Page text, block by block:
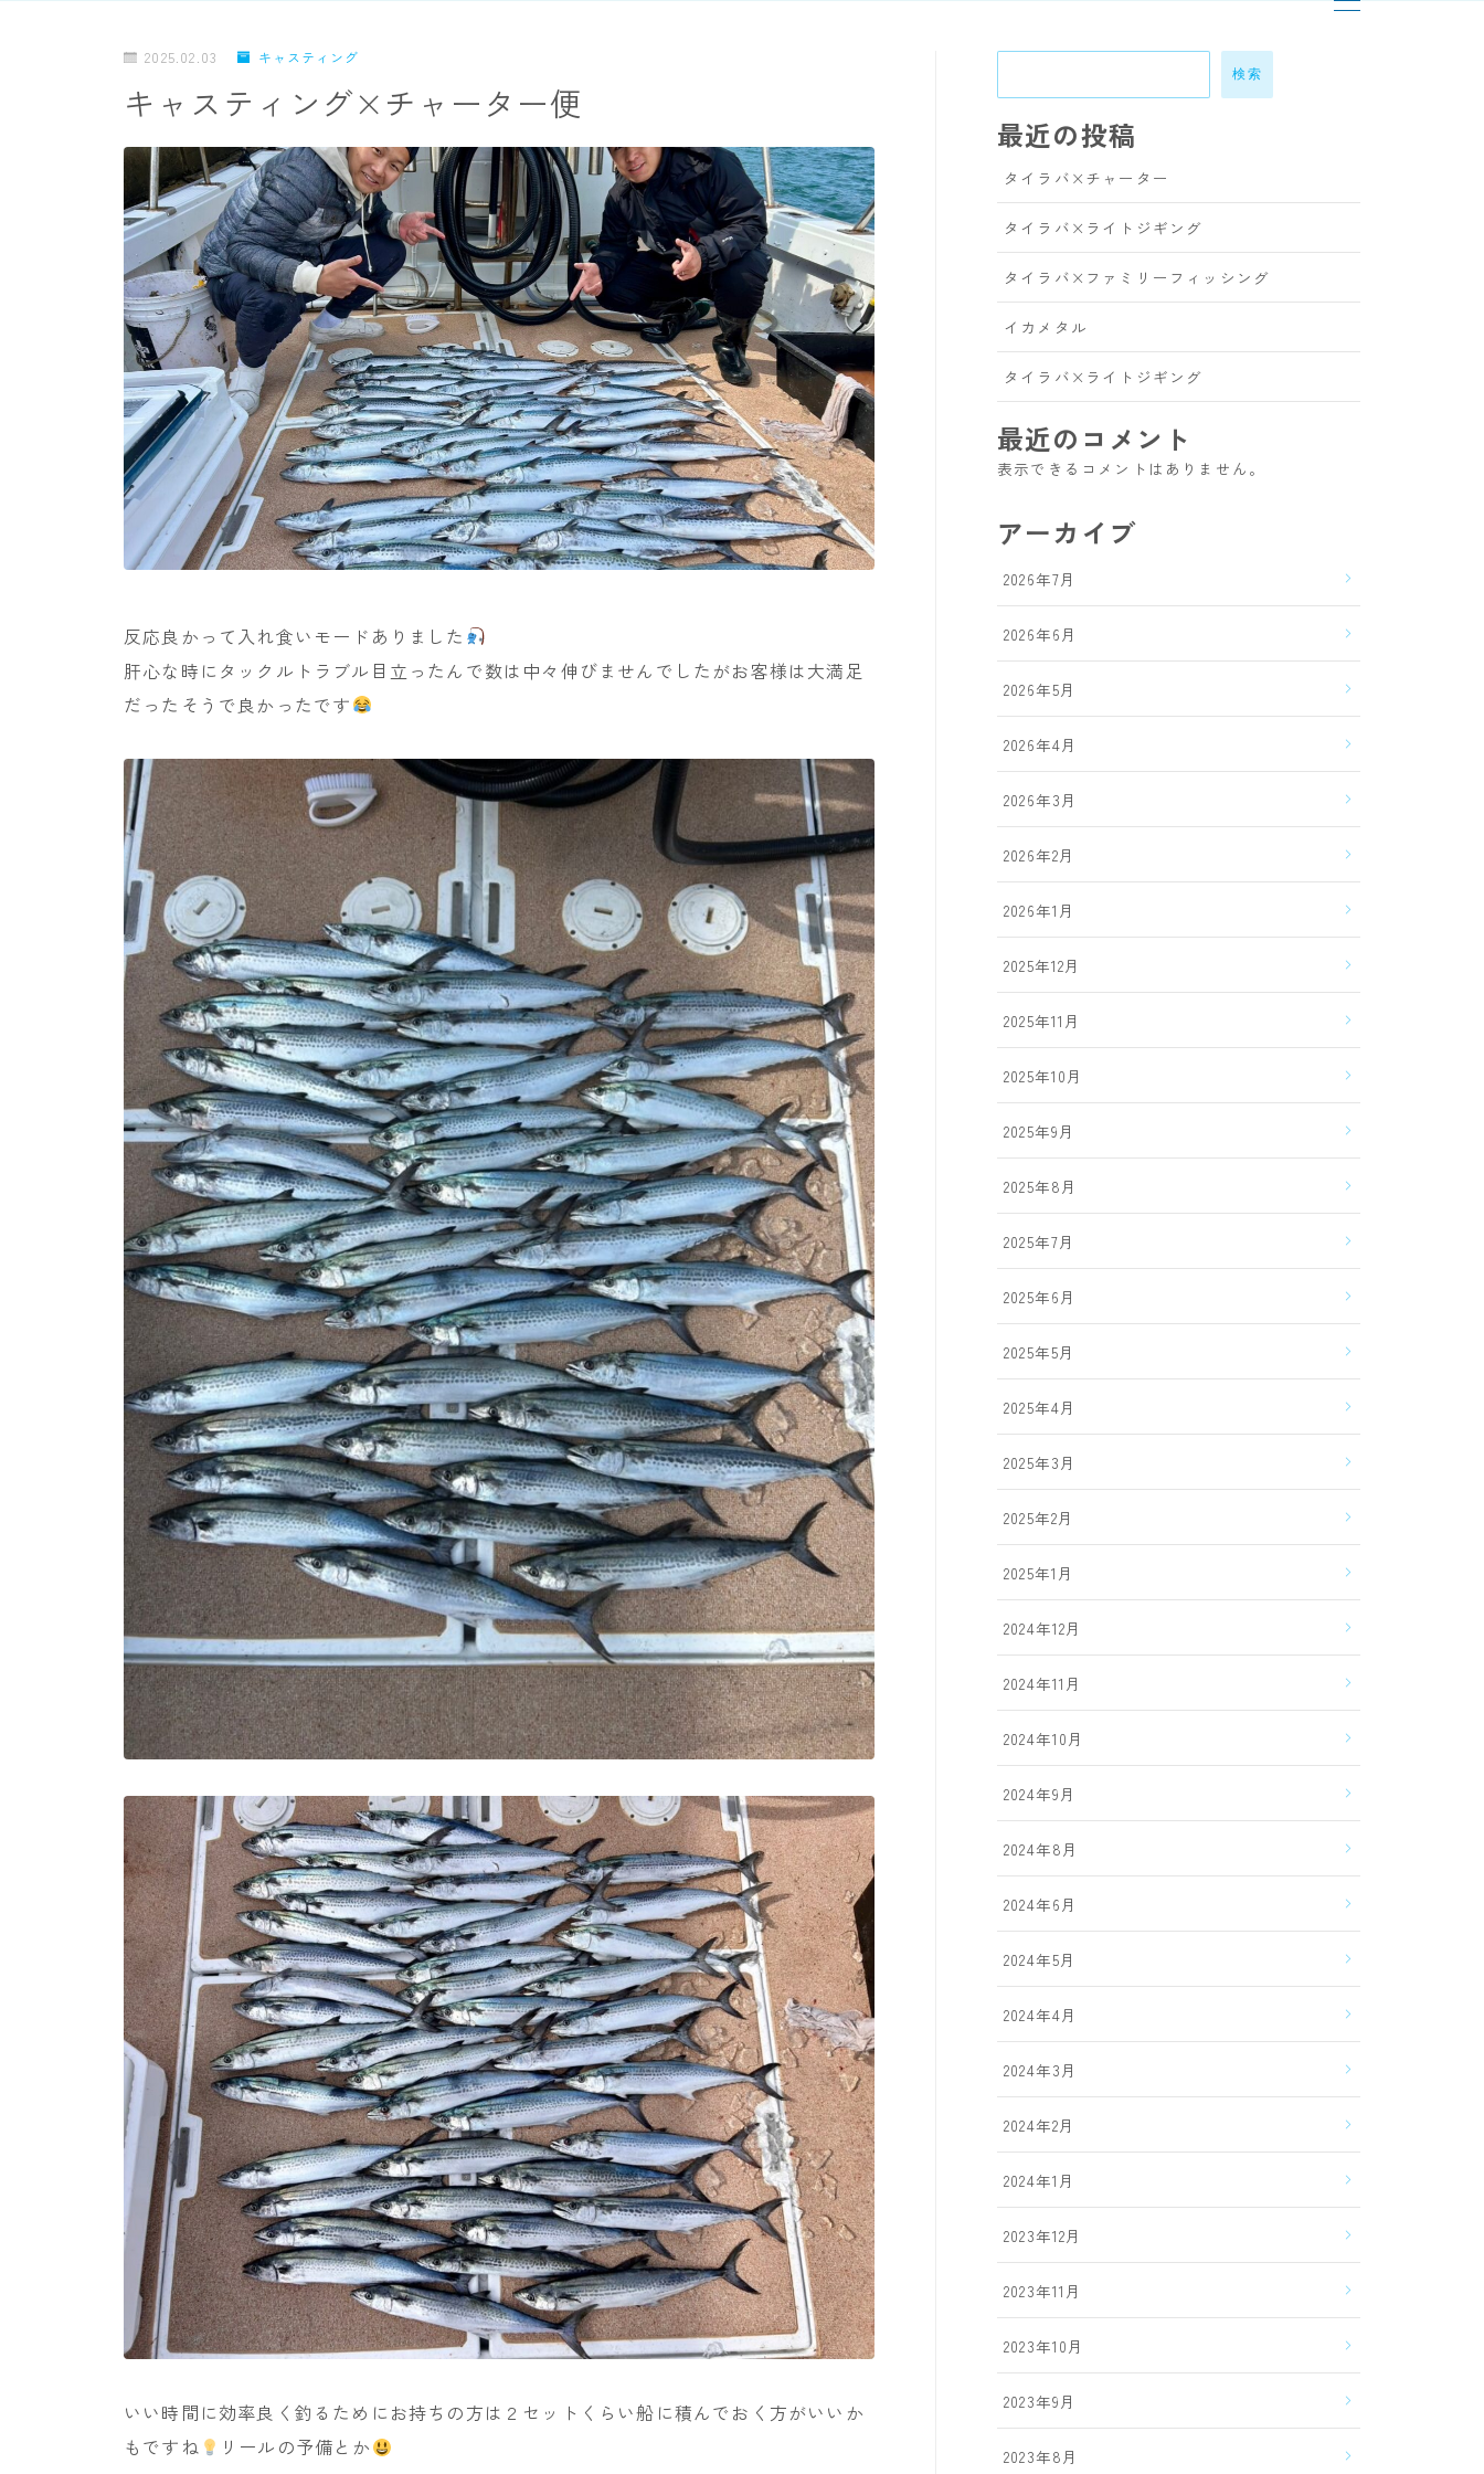
TOPページ
出船までの流れ
最新釣果
船の紹介
乗船料金
予約状況
2025.02.03 キャスティング
キャスティング×チャーター便
反応良かって入れ食いモードありました
肝心な時にタックルトラブル目立ったんで数は中々伸びませんでしたがお客様は大満足
だったそうで良かったです
いい時間に効率良く釣るためにお持ちの方は２セットくらい船に積んでおく方がいいか
もですね
リールの予備とか
検索
最近の投稿
タイラバ×チャーター
タイラバ×ライトジギング
タイラバ×ファミリーフィッシング
イカメタル
タイラバ×ライトジギング
最近のコメント
表示できるコメントはありません。
アーカイブ
2026年7月
2026年6月
2026年5月
2026年4月
2026年3月
2026年2月
2026年1月
2025年12月
2025年11月
2025年10月
2025年9月
2025年8月
2025年7月
2025年6月
2025年5月
2025年4月
2025年3月
2025年2月
2025年1月
2024年12月
2024年11月
2024年10月
2024年9月
2024年8月
2024年6月
2024年5月
2024年4月
2024年3月
2024年2月
2024年1月
2023年12月
2023年11月
2023年10月
2023年9月
2023年8月